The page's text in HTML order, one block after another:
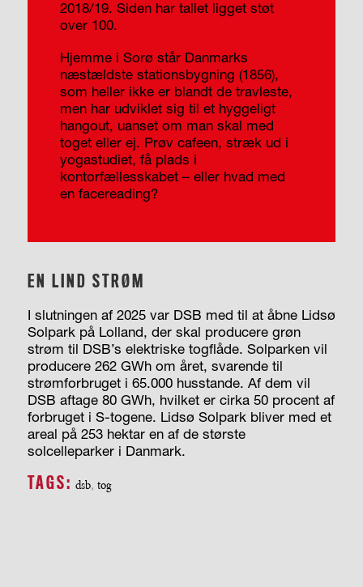
2018/19. Siden har tallet ligget støt
over 100.
Hjemme i Sorø står Danmarks
næstældste stationsbygning (1856),
som heller ikke er blandt de travleste,
men har udviklet sig til et hyggeligt
hangout, uanset om man skal med
toget eller ej. Prøv cafeen, stræk ud i
yogastudiet, få plads i
kontorfællesskabet – eller hvad med
en facereading?
EN LIND STRØM
I slutningen af 2025 var DSB med til at åbne Lidsø
Solpark på Lolland, der skal producere grøn
strøm til DSB’s elektriske togflåde. Solparken vil
producere 262 GWh om året, svarende til
strømforbruget i 65.000 husstande. Af dem vil
DSB aftage 80 GWh, hvilket er cirka 50 procent af
forbruget i S-togene. Lidsø Solpark bliver med et
areal på 253 hektar en af de største
solcelleparker i Danmark.
TAGS: dsb, tog